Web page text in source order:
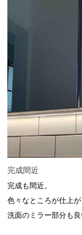
完成間近
完成も間近。
色々なところが仕上が
洗面のミラー部分も